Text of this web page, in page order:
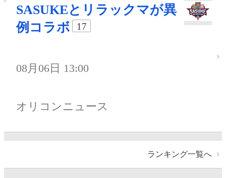
SASUKEとリラックマが異
例コラボ
17
08月06日 13:00
オリコンニュース
ランキング一覧へ